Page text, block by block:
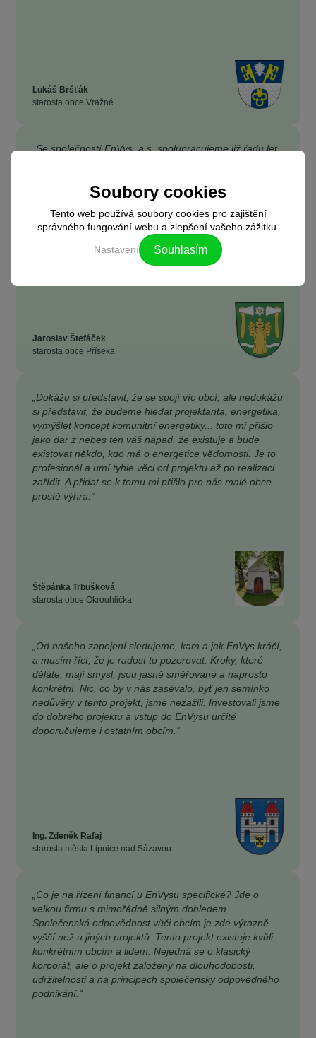
Lukáš Bršťák
starosta obce Vražné
„Se společností EnVys, a.s. spolupracujeme již řadu let.
dodávky energií, abychom za ně zbytečně nepřepláceli.
Díky jejich férovému přístupu a profesionality
managementu společnosti jsme se rozhodli zapojit také
do jejich projektu - Komunitní energetika EnVys.”
Jaroslav Štefáček
starosta obce Příseka
„Dokážu si představit, že se spojí víc obcí, ale nedokážu
si představit, že budeme hledat projektanta, energetika,
vymýšlet koncept komunitní energetiky... toto mi přišlo
jako dar z nebes ten váš nápad, že existuje a bude
existovat někdo, kdo má o energetice vědomosti. Je to
profesionál a umí tyhle věci od projektu až po realizaci
zařídit. A přidat se k tomu mi přišlo pro nás malé obce
prostě výhra.”
Štěpánka Trbušková
starosta obce Okrouhlička
„Od našeho zapojení sledujeme, kam a jak EnVys kráčí,
a musím říct, že je radost to pozorovat. Kroky, které
děláte, mají smysl, jsou jasně směřované a naprosto
konkrétní. Nic, co by v nás zasévalo, byť jen semínko
nedůvěry v tento projekt, jsme nezažili. Investovali jsme
do dobrého projektu a vstup do EnVysu určitě
doporučujeme i ostatním obcím.“
Ing. Zdeněk Rafaj
starosta města Lipnice nad Sázavou
„Co je na řízení financí u EnVysu specifické? Jde o
velkou firmu s mimořádně silným dohledem.
Společenská odpovědnost vůči obcím je zde výrazně
vyšší než u jiných projektů. Tento projekt existuje kvůli
konkrétním obcím a lidem. Nejedná se o klasický
korporát, ale o projekt založený na dlouhodobosti,
udržitelnosti a na principech společensky odpovědného
podnikání.“
Soubory cookies
Tento web používá soubory cookies pro zajištění
správného fungování webu a zlepšení vašeho zážitku.
Nastavení Souhlasím